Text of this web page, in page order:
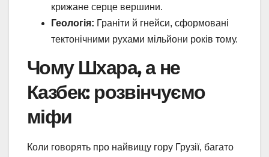
крижане серце вершини.
Геологія: Граніти й гнейси, сформовані
тектонічними рухами мільйони років тому.
Чому Шхара, а не
Казбек: розвінчуємо
міфи
Коли говорять про найвищу гору Грузії, багато